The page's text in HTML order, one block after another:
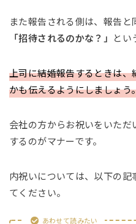
また報告される側は、報告と
「招待されるのかな？」
とい
上司に結婚報告するときは
かも伝えるようにしましょう
会社の方からお祝いをいた
するのがマナーです。
内祝いについては、以下の
てください。
あわせて読みたい